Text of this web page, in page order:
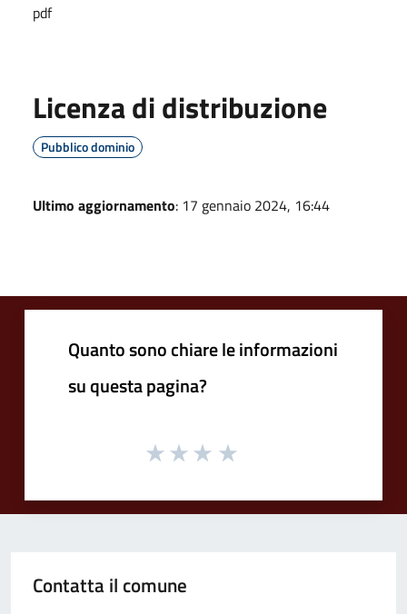
pdf
Licenza di distribuzione
Pubblico dominio
Ultimo aggiornamento: 17 gennaio 2024, 16:44
Quanto sono chiare le informazioni
su questa pagina?
Contatta il comune